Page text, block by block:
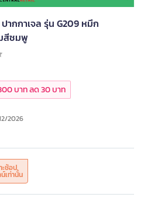
ปากกาเจล รุ่น G209 หมึก
สีชมพู
ะช้อป
เท่านั้น
2026
บาท ลด 30 บาท